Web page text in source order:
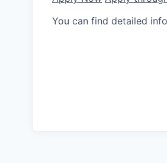
You can find detailed